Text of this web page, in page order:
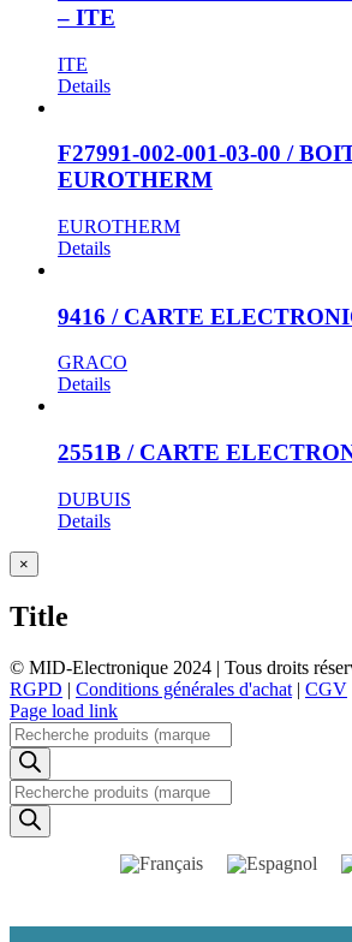
– ITE
ITE
Details
F27991-002-001-03-00 /
EUROTHERM
EUROTHERM
Details
9416 / CARTE
GRACO
Details
2551B / CARTE
DUBUIS
Details
Close
product
view
×
Title
© MID-Electronique 2024 | Tous droits
RGPD | Conditions générales d'achat | CGV
LinkedIn
Indeed
Facebook
Page load link
Recherche
de
produits
Recherche
de
produits